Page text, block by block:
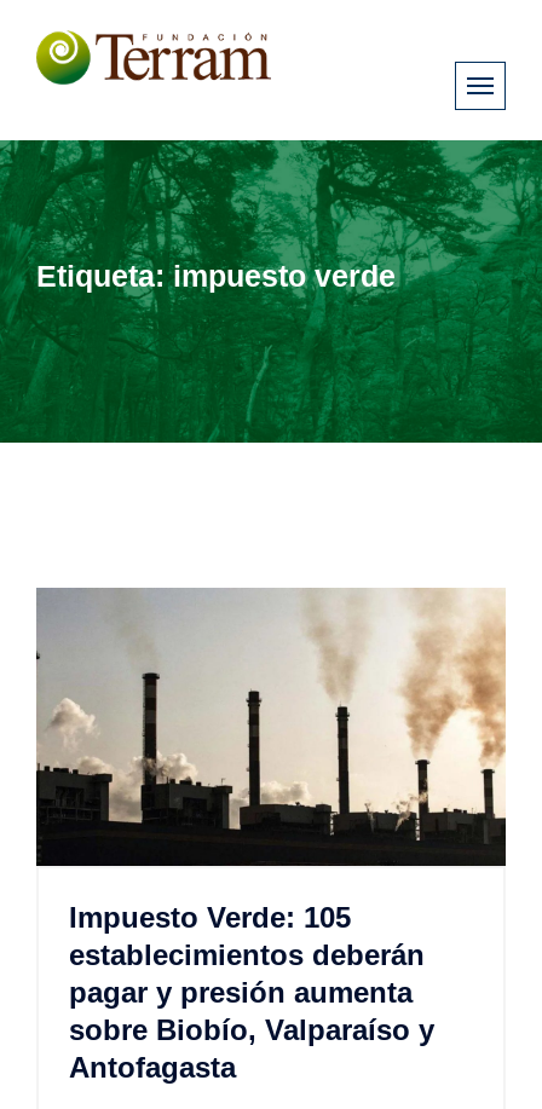
Etiqueta:impuesto verde
Impuesto Verde: 105
establecimientos deberán
pagar y presión aumenta
sobre Biobío, Valparaíso y
Antofagasta